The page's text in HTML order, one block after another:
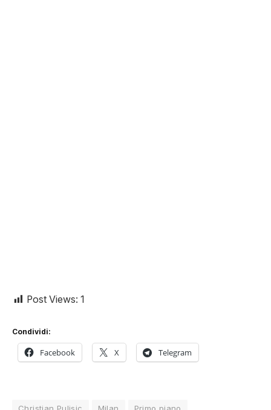
Post Views: 1
Condividi:
Facebook X Telegram
Christian Pulisic Milan Primo piano